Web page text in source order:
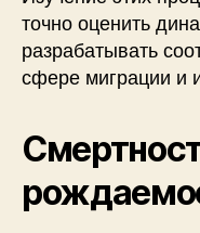
точно оценить
разрабатывать
сфере миграции и